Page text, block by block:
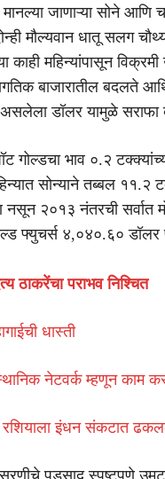
मानल्या जाणाऱ्या सोने
मौल्यवान धातू सलग
काही महिन्यांपासून
बाजारातील बदलते
डॉलर यामुळे सराफा
गोल्डचा भाव ०.२
सोन्याने तब्बल ११.२
२०१३ नंतरची सर्वात
फ्युचर्स ४,०४०.६० डॉलर
पराभव निश्चित
धास्ती
नेटवर्क म्हणून काम
रशियाला इंधन संकटात
घसरणीचे पडसाद स्पष्टपणे